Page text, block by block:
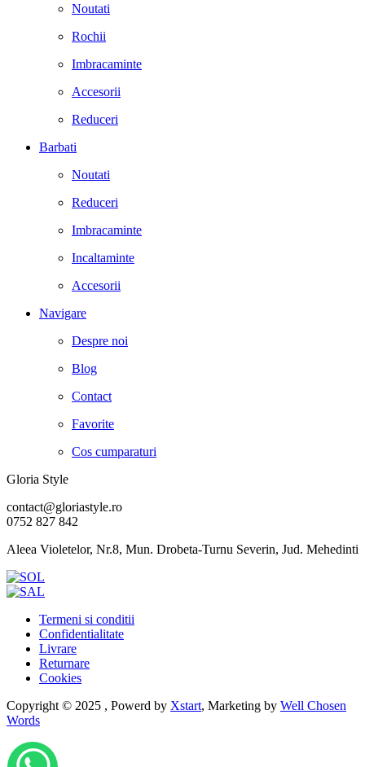
Noutati
Rochii
Imbracaminte
Accesorii
Reduceri
Barbati
Noutati
Reduceri
Imbracaminte
Incaltaminte
Accesorii
Navigare
Despre noi
Blog
Contact
Favorite
Cos cumparaturi
Gloria Style
contact@gloriastyle.ro
0752 827 842
Aleea Violetelor, Nr.8, Mun. Drobeta-Turnu Severin, Jud. Mehedinti
Termeni si conditii
Confidentialitate
Livrare
Returnare
Cookies
Copyright © 2025 , Powerd by Xstart, Marketing by Well Chosen
Words